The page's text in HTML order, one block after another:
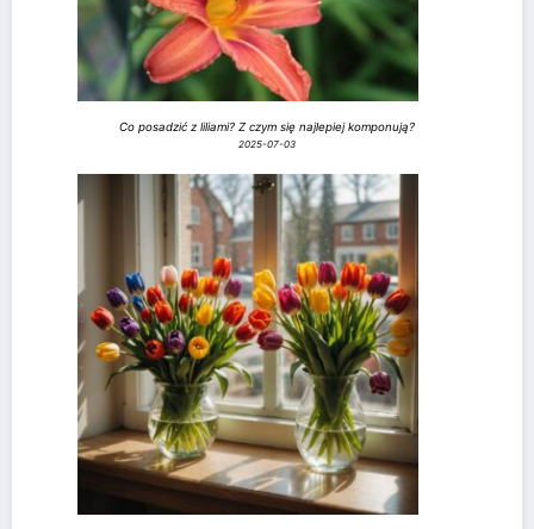
Co posadzić z liliami? Z czym się najlepiej komponują?
2025-07-03